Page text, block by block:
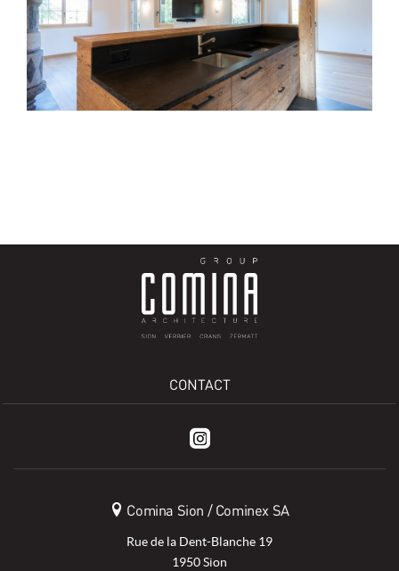
CONTACT
Comina Sion / Cominex SA
Rue de la Dent-Blanche 19
1950 Sion